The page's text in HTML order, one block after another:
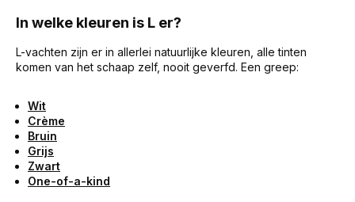
In welke kleuren is L er?
L-vachten zijn er in allerlei natuurlijke kleuren, alle tinten
komen van het schaap zelf, nooit geverfd. Een greep:
Wit
Crème
Bruin
Grijs
Zwart
One-of-a-kind